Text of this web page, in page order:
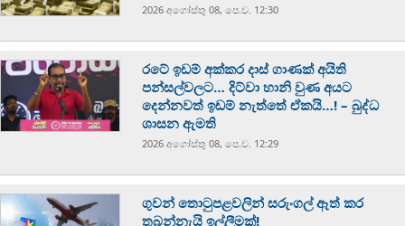
2026 අගෝස්‍තු 08, පෙ.ව. 12:30
රටේ ඉඩම් අක්කර දාස් ගාණක් අයිති
පන්සල්වලට… දිට්වා හානි වුණ අයට
දෙන්නවත් ඉඩම් නැත්තේ ඒකයි…! – බුද්ධ
ශාසන ඇමති
2026 අගෝස්‍තු 08, පෙ.ව. 12:29
ගුවන් තොටුපළවලින් සරුංගල් ඈත් කර
තබන්නැයි ඉල්ලීමක්!